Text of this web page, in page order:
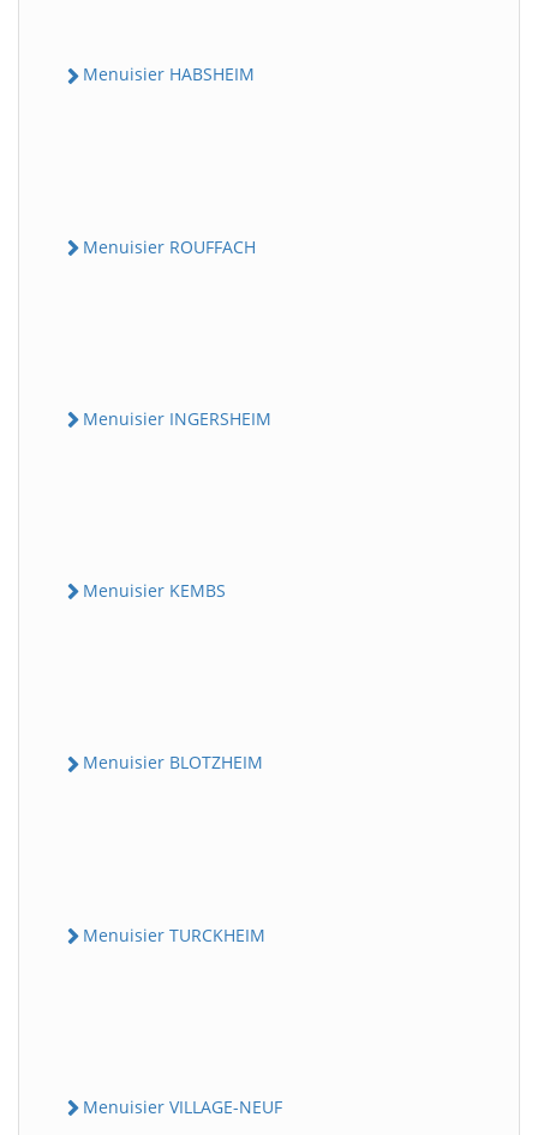
Menuisier HABSHEIM
Menuisier ROUFFACH
Menuisier INGERSHEIM
Menuisier KEMBS
Menuisier BLOTZHEIM
Menuisier TURCKHEIM
Menuisier VILLAGE-NEUF